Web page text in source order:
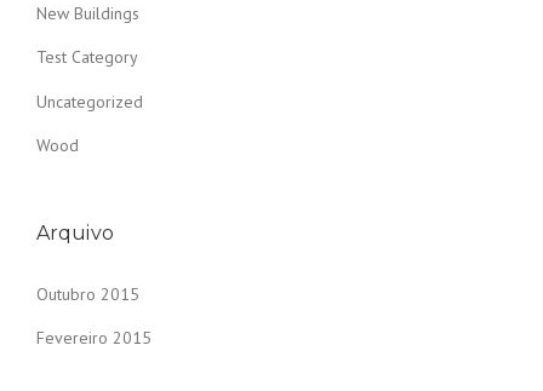
New Buildings
Test Category
Uncategorized
Wood
Arquivo
Outubro 2015
Fevereiro 2015